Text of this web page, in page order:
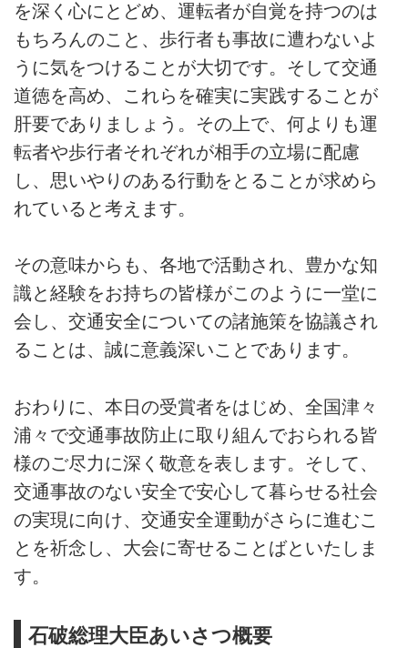
を深く心にとどめ、運転者が自覚を持つのは
もちろんのこと、歩行者も事故に遭わないよ
うに気をつけることが大切です。そして交通
道徳を高め、これらを確実に実践することが
肝要でありましょう。その上で、何よりも運
転者や歩行者それぞれが相手の立場に配慮
し、思いやりのある行動をとることが求めら
れていると考えます。
その意味からも、各地で活動され、豊かな知
識と経験をお持ちの皆様がこのように一堂に
会し、交通安全についての諸施策を協議され
ることは、誠に意義深いことであります。
おわりに、本日の受賞者をはじめ、全国津々
浦々で交通事故防止に取り組んでおられる皆
様のご尽力に深く敬意を表します。そして、
交通事故のない安全で安心して暮らせる社会
の実現に向け、交通安全運動がさらに進むこ
とを祈念し、大会に寄せることばといたしま
す。
石破総理大臣あいさつ概要